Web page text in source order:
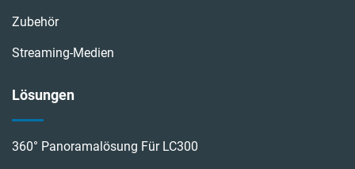
Zubehör
Streaming-Medien
Lösungen
360° Panoramalösung Für LC300